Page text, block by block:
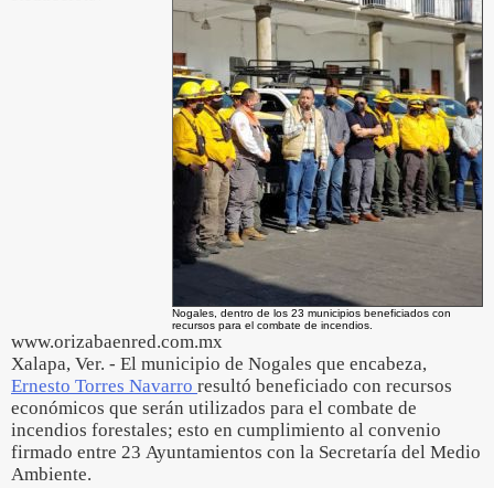
Nogales, dentro de los 23 municipios beneficiados con
recursos para el combate de incendios.
www.orizabaenred.com.mx
Xalapa, Ver. - El municipio de Nogales que encabeza,
Ernesto Torres Navarro resultó beneficiado con recursos
económicos que serán utilizados para el combate de
incendios forestales; esto en cumplimiento al convenio
firmado entre 23 Ayuntamientos con la Secretaría del Medio
Ambiente.